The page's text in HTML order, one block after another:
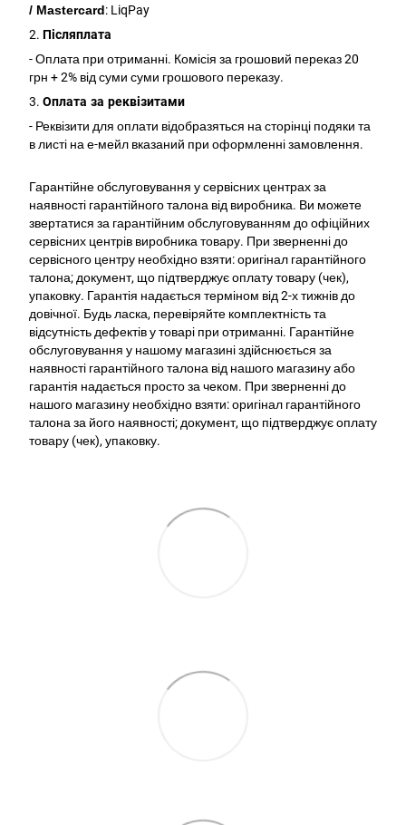
/ Mastercard: LiqPay
2. Післяплата
- Оплата при отриманні. Комісія за грошовий переказ 20
грн + 2% від суми суми грошового переказу.
3. Оплата за реквізитами
- Реквізити для оплати відобразяться на сторінці подяки та
в листі на е-мейл вказаний при оформленні замовлення.
Гарантійне обслуговування у сервісних центрах за
наявності гарантійного талона від виробника. Ви можете
звертатися за гарантійним обслуговуванням до офіційних
сервісних центрів виробника товару. При зверненні до
сервісного центру необхідно взяти: оригінал гарантійного
талона; документ, що підтверджує оплату товару (чек),
упаковку. Гарантія надається терміном від 2-х тижнів до
довічної. Будь ласка, перевіряйте комплектність та
відсутність дефектів у товарі при отриманні. Гарантійне
обслуговування у нашому магазині здійснюється за
наявності гарантійного талона від нашого магазину або
гарантія надається просто за чеком. При зверненні до
нашого магазину необхідно взяти: оригінал гарантійного
талона за його наявності; документ, що підтверджує оплату
товару (чек), упаковку.